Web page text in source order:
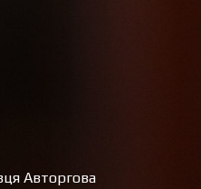
Авторгова